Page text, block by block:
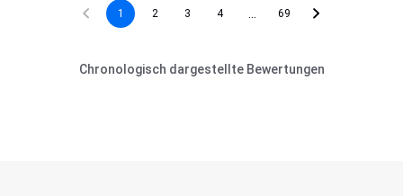
1 2 3 4 69
Chronologisch dargestellte Bewertungen